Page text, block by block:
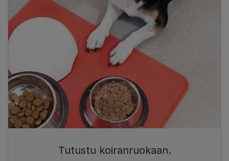
Tutustu koiranruokaan.